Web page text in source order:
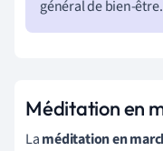
général de bien-être.
Méditation en
Laméditation en